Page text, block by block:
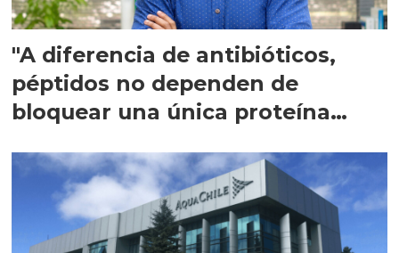
"A diferencia de antibióticos,
péptidos no dependen de
bloquear una única proteína